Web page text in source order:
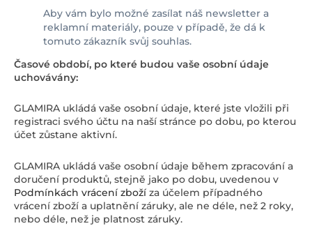
Aby vám bylo možné zasílat náš newsletter a
reklamní materiály, pouze v případě, že dá k
tomuto zákazník svůj souhlas.
Časové období, po které budou vaše osobní údaje
uchovávány:
GLAMIRA ukládá vaše osobní údaje, které jste vložili při
registraci svého účtu na naší stránce po dobu, po kterou
účet zůstane aktivní.
GLAMIRA ukládá vaše osobní údaje během zpracování a
doručení produktů, stejně jako po dobu, uvedenou v
Podmínkách vrácení zboží za účelem případného
vrácení zboží a uplatnění záruky, ale ne déle, než 2 roky,
nebo déle, než je platnost záruky.